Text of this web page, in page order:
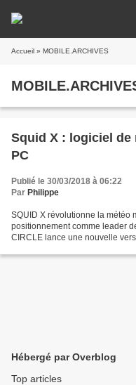
Accueil » MOBILE.ARCHIVES
Squid X : logiciel de
PC
Publié le 30/03/2018 à 06:22
Par Philippe
SQUID X révolutionne la météo
positionnement comme leader
CIRCLE lance une nouvelle
Hébergé par Overblog
Top articles